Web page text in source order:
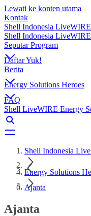
Lewati ke konten utama
Kontak
Shell Indonesia LiveWIRE
Shell Indonesia LiveWIRE
Seputar Program
Daftar Yuk!
Berita
Energy Solutions Heroes
FAQ
Shell LiveWIRE Energy
Shell Indonesia
Energy Solutions
Ajanta
Ajanta